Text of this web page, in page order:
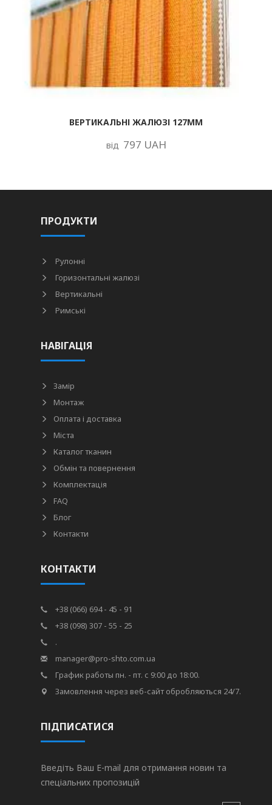
ВЕРТИКАЛЬНІ ЖАЛЮЗІ 127ММ
від 797 UAH
ПРОДУКТИ
Рулонні
Горизонтальні жалюзі
Вертикальні
Римські
НАВІГАЦІЯ
Замір
Монтаж
Оплата і доставка
Міста
Каталог тканин
Обмін та повернення
Комплектація
FAQ
Блог
Контакти
КОНТАКТИ
+38 (066) 694 - 45 - 91
+38 (098) 307 - 55 - 25
.
manager@pro-shto.com.ua
График работы пн. - пт. с 9:00 до 18:00.
Замовлення через веб-сайт обробляються 24/7.
ПІДПИСАТИСЯ
Введіть Ваш E-mail для отримання новин та
спеціальних пропозицій